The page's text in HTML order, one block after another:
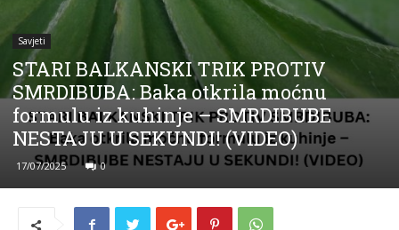
Savjeti
STARI BALKANSKI TRIK PROTIV
SMRDIBUBA: Baka otkrila moćnu
formulu iz kuhinje – SMRDIBUBE
NESTAJU U SEKUNDI! (VIDEO)
17/07/2025 0